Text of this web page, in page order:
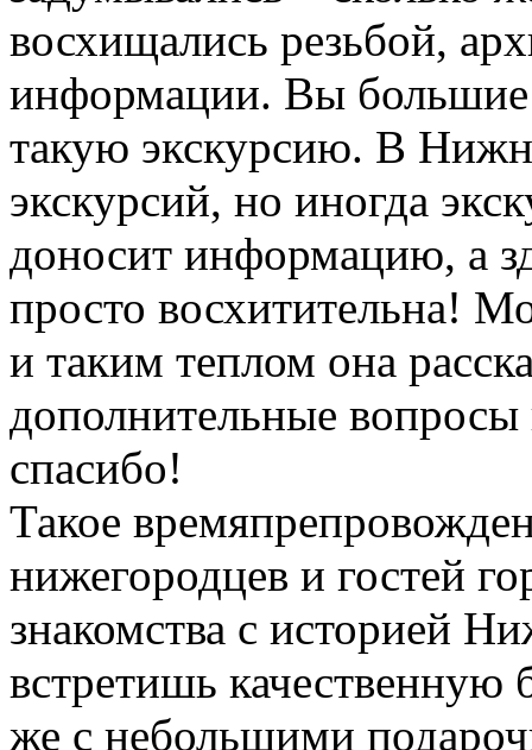
восхищались резьбой,
информации. Вы большие
такую экскурсию. В
экскурсий, но иногда
доносит информацию, а
просто восхитительна!
и таким теплом она
дополнительные вопросы
спасибо!
Такое
нижегородцев и гостей
знакомства с историей
встретишь качественную
же с небольшими